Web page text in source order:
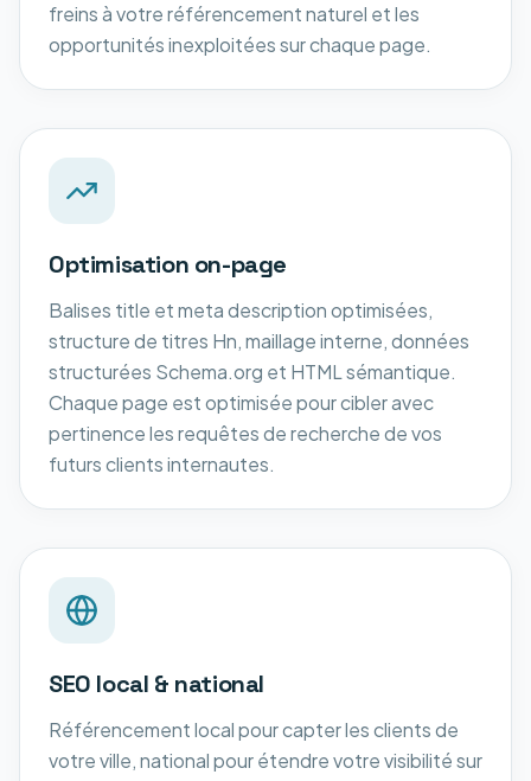
freins à votre référencement naturel et les
opportunités inexploitées sur chaque page.
Optimisation on-page
Balises title et meta description optimisées,
structure de titres Hn, maillage interne, données
structurées Schema.org et HTML sémantique.
Chaque page est optimisée pour cibler avec
pertinence les requêtes de recherche de vos
futurs clients internautes.
SEO local & national
Référencement local pour capter les clients de
votre ville, national pour étendre votre visibilité sur